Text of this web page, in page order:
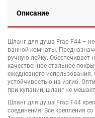
Описание
Шланг для душа Frap F44 –
ванной комнаты.
ручную лейку. Обеспечивает
качественное стальное
ежедневного
устойчивостью на изгиб.
при купании, шланг не
Шланг для душа Frap F44
соединения. Все крепления